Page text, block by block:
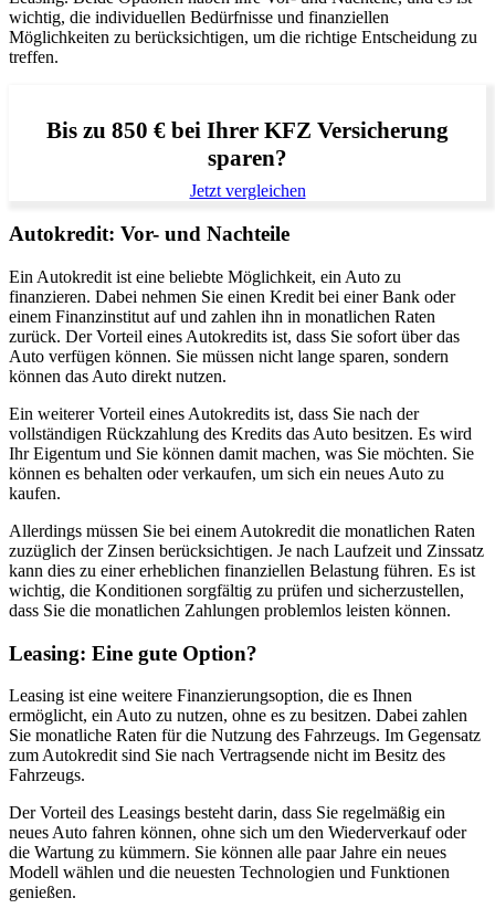
wichtig, die individuellen Bedürfnisse und finanziellen
Möglichkeiten zu berücksichtigen, um die richtige Entscheidung zu
treffen.
Bis zu 850 € bei Ihrer KFZ Versicherung
sparen?
Jetzt vergleichen
Autokredit: Vor- und Nachteile
Ein Autokredit ist eine beliebte Möglichkeit, ein Auto zu
finanzieren. Dabei nehmen Sie einen Kredit bei einer Bank oder
einem Finanzinstitut auf und zahlen ihn in monatlichen Raten
zurück. Der Vorteil eines Autokredits ist, dass Sie sofort über das
Auto verfügen können. Sie müssen nicht lange sparen, sondern
können das Auto direkt nutzen.
Ein weiterer Vorteil eines Autokredits ist, dass Sie nach der
vollständigen Rückzahlung des Kredits das Auto besitzen. Es wird
Ihr Eigentum und Sie können damit machen, was Sie möchten. Sie
können es behalten oder verkaufen, um sich ein neues Auto zu
kaufen.
Allerdings müssen Sie bei einem Autokredit die monatlichen Raten
zuzüglich der Zinsen berücksichtigen. Je nach Laufzeit und Zinssatz
kann dies zu einer erheblichen finanziellen Belastung führen. Es ist
wichtig, die Konditionen sorgfältig zu prüfen und sicherzustellen,
dass Sie die monatlichen Zahlungen problemlos leisten können.
Leasing: Eine gute Option?
Leasing ist eine weitere Finanzierungsoption, die es Ihnen
ermöglicht, ein Auto zu nutzen, ohne es zu besitzen. Dabei zahlen
Sie monatliche Raten für die Nutzung des Fahrzeugs. Im Gegensatz
zum Autokredit sind Sie nach Vertragsende nicht im Besitz des
Fahrzeugs.
Der Vorteil des Leasings besteht darin, dass Sie regelmäßig ein
neues Auto fahren können, ohne sich um den Wiederverkauf oder
die Wartung zu kümmern. Sie können alle paar Jahre ein neues
Modell wählen und die neuesten Technologien und Funktionen
genießen.